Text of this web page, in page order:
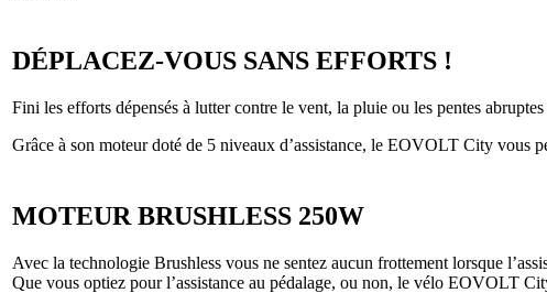
DÉPLACEZ-VOUS SANS EFFORTS !
Fini les efforts dépensés à lutter contre le vent, la pluie ou les pentes
Grâce à son moteur doté de 5 niveaux d’assistance, le EOVOLT City vous
MOTEUR BRUSHLESS 250W
Avec la technologie Brushless vous ne sentez aucun frottement lorsque
Que vous optiez pour l’assistance au pédalage, ou non, le vélo EOVOLT